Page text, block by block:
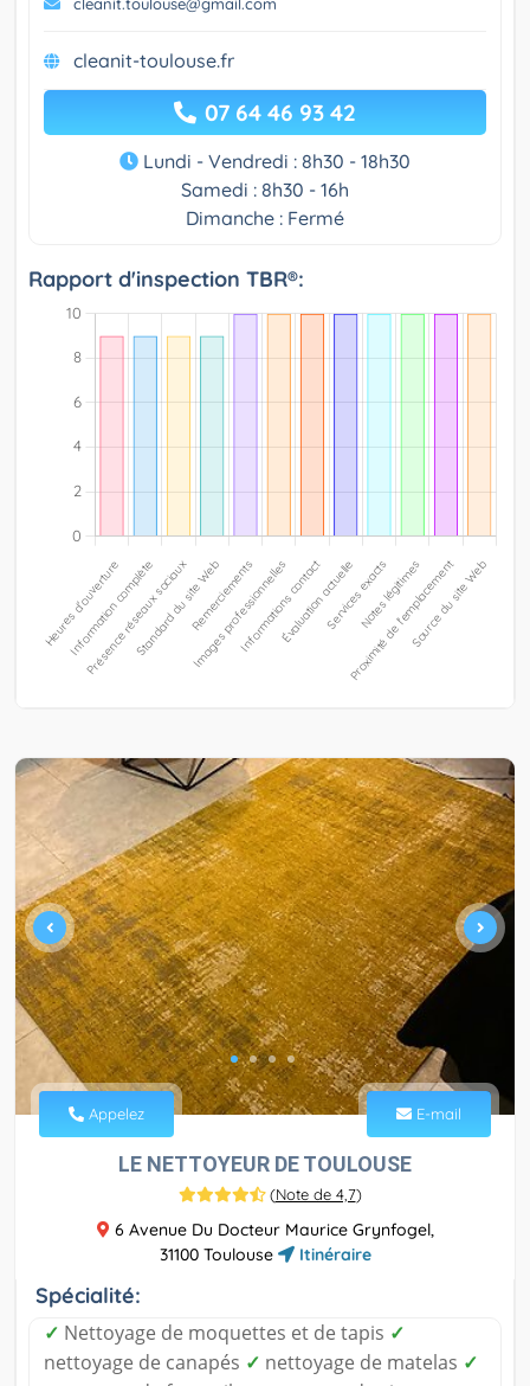
cleanit-toulouse.fr
07 64 46 93 42
Lundi - Vendredi : 8h30 - 18h30
Samedi : 8h30 - 16h
Dimanche : Fermé
Rapport d'inspection TBR®:
Appelez E-mail
LE NETTOYEUR DE TOULOUSE
(Note de 4,7)
6 Avenue Du Docteur Maurice Grynfogel,
31100 Toulouse
Itinéraire
Spécialité:
✓ Nettoyage de moquettes et de tapis ✓
nettoyage de canapés ✓ nettoyage de matelas ✓